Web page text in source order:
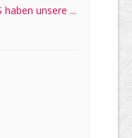
haben unsere ...